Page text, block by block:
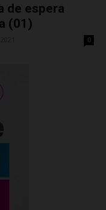
de espera
(01)
0